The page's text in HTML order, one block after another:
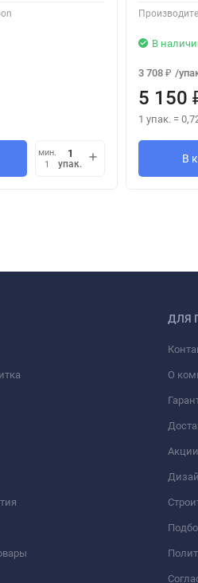
мин.
1
упак.
В
3 708 ₽ /
5 150
1 упак. =
В
ДЛЯ
О
Акции